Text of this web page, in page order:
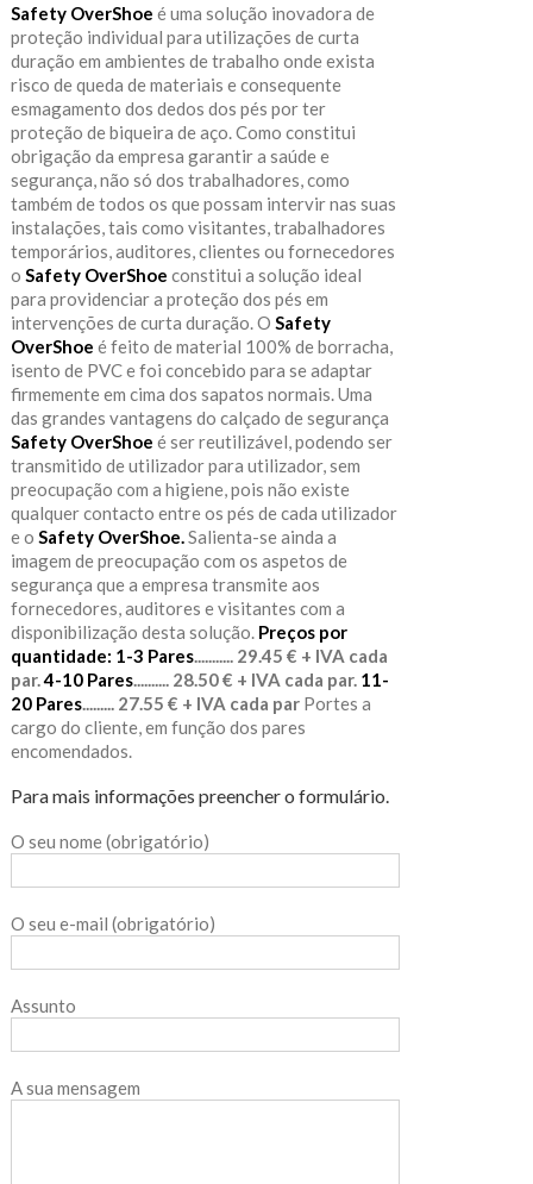
Safety OverShoe é uma solução inovadora de
proteção individual para utilizações de curta
duração em ambientes de trabalho onde exista
risco de queda de materiais e consequente
esmagamento dos dedos dos pés por ter
proteção de biqueira de aço. Como constitui
obrigação da empresa garantir a saúde e
segurança, não só dos trabalhadores, como
também de todos os que possam intervir nas suas
instalações, tais como visitantes, trabalhadores
temporários, auditores, clientes ou fornecedores
o Safety OverShoe constitui a solução ideal
para providenciar a proteção dos pés em
intervenções de curta duração. O Safety
OverShoe é feito de material 100% de borracha,
isento de PVC e foi concebido para se adaptar
firmemente em cima dos sapatos normais. Uma
das grandes vantagens do calçado de segurança
Safety OverShoe é ser reutilizável, podendo ser
transmitido de utilizador para utilizador, sem
preocupação com a higiene, pois não existe
qualquer contacto entre os pés de cada utilizador
e o Safety OverShoe. Salienta-se ainda a
imagem de preocupação com os aspetos de
segurança que a empresa transmite aos
fornecedores, auditores e visitantes com a
disponibilização desta solução. Preços por
quantidade: 1-3 Pares........... 29.45 € + IVA cada
par. 4-10 Pares.......... 28.50 € + IVA cada par. 11-
20 Pares......... 27.55 € + IVA cada parPortes a
cargo do cliente, em função dos pares
encomendados.
Para mais informações preencher o formulário.
O seu nome (obrigatório)
O seu e-mail (obrigatório)
Assunto
A sua mensagem